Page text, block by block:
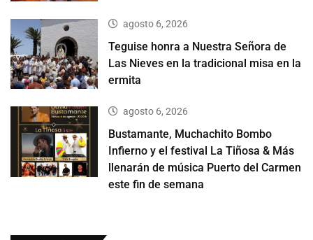
agosto 6, 2026
Teguise honra a Nuestra Señora de
Las Nieves en la tradicional misa en la
ermita
agosto 6, 2026
Bustamante, Muchachito Bombo
Infierno y el festival La Tiñosa & Más
llenarán de música Puerto del Carmen
este fin de semana